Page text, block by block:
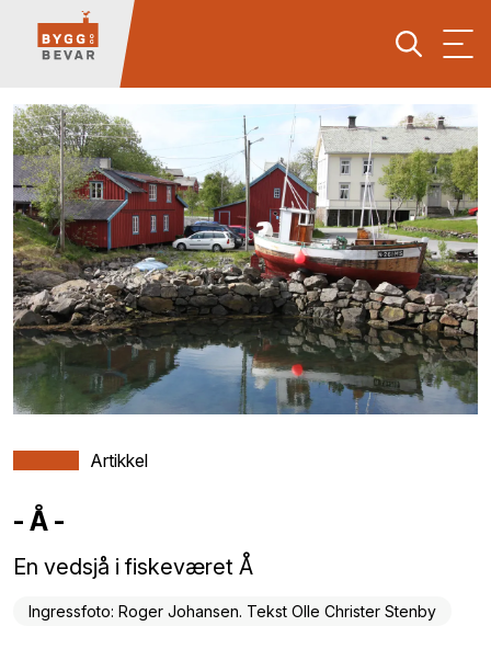
Artikkel
- Å -
En vedsjå i fiskeværet Å
Ingressfoto: Roger Johansen. Tekst Olle Christer Stenby